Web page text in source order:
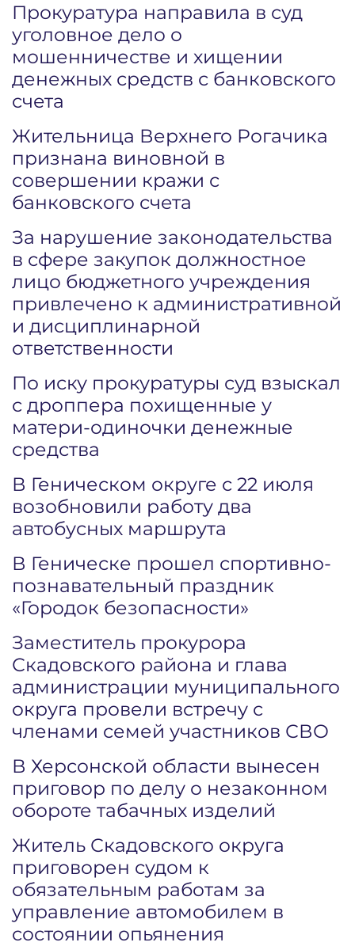
Прокуратура направила в суд
уголовное дело о
мошенничестве и хищении
денежных средств с банковского
счета
Жительница Верхнего Рогачика
признана виновной в
совершении кражи с
банковского счета
За нарушение законодательства
в сфере закупок должностное
лицо бюджетного учреждения
привлечено к административной
и дисциплинарной
ответственности
По иску прокуратуры суд взыскал
с дроппера похищенные у
матери-одиночки денежные
средства
В Геническом округе с 22 июля
возобновили работу два
автобусных маршрута
В Геническе прошел спортивно-
познавательный праздник
«Городок безопасности»
Заместитель прокурора
Скадовского района и глава
администрации муниципального
округа провели встречу с
членами семей участников СВО
В Херсонской области вынесен
приговор по делу о незаконном
обороте табачных изделий
Житель Скадовского округа
приговорен судом к
обязательным работам за
управление автомобилем в
состоянии опьянения